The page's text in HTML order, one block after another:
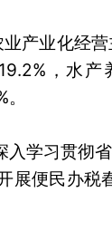
产业化经
，水
学习贯彻
便民办税